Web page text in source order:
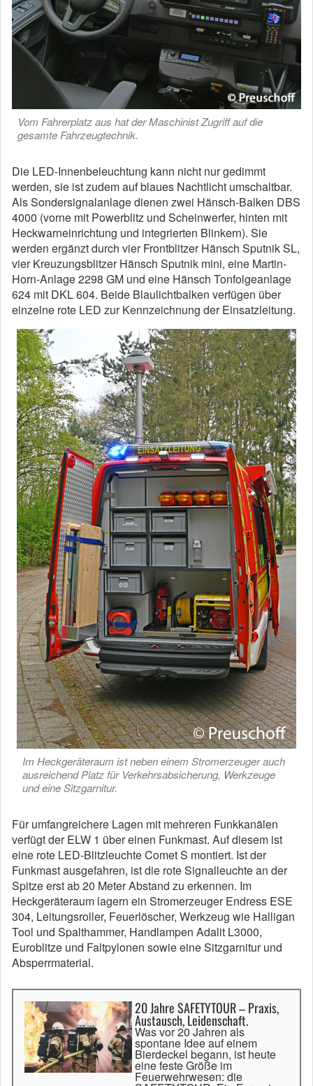
Vom Fahrerplatz aus hat der Maschinist Zugriff auf die
gesamte Fahrzeugtechnik.
Die LED-Innenbeleuchtung kann nicht nur gedimmt
werden, sie ist zudem auf blaues Nachtlicht umschaltbar.
Als Sondersignalanlage dienen zwei Hänsch-Balken DBS
4000 (vorne mit Powerblitz und Scheinwerfer, hinten mit
Heckwarneinrichtung und integrierten Blinkern). Sie
werden ergänzt durch vier Frontblitzer Hänsch Sputnik SL,
vier Kreuzungsblitzer Hänsch Sputnik mini, eine Martin-
Horn-Anlage 2298 GM und eine Hänsch Tonfolgeanlage
624 mit DKL 604. Beide Blaulichtbalken verfügen über
einzelne rote LED zur Kennzeichnung der Einsatzleitung.
Im Heckgeräteraum ist neben einem Stromerzeuger auch
ausreichend Platz für Verkehrsabsicherung, Werkzeuge
und eine Sitzgarnitur.
Für umfangreichere Lagen mit mehreren Funkkanälen
verfügt der ELW 1 über einen Funkmast. Auf diesem ist
eine rote LED-Blitzleuchte Comet S montiert. Ist der
Funkmast ausgefahren, ist die rote Signalleuchte an der
Spitze erst ab 20 Meter Abstand zu erkennen. Im
Heckgeräteraum lagern ein Stromerzeuger Endress ESE
304, Leitungsroller, Feuerlöscher, Werkzeug wie Halligan
Tool und Spalthammer, Handlampen Adalit L3000,
Euroblitze und Faltpylonen sowie eine Sitzgarnitur und
Absperrmaterial.
20 Jahre SAFETYTOUR – Praxis,
Austausch, Leidenschaft.
Was vor 20 Jahren als
spontane Idee auf einem
Bierdeckel begann, ist heute
eine feste Größe im
Feuerwehrwesen: die